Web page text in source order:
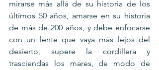
mirarse más allá de su historia de los
últimos 50 años, amarse en su historia
de más de 200 años, y debe enfocarse
con un lente que vaya más lejos del
desierto, supere la cordillera y
trasciendas los mares, de modo de